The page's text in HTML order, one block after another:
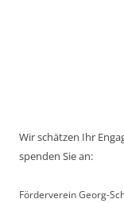
Wir schätzen Ihr
spenden Sie an:
Förderverein Georg-